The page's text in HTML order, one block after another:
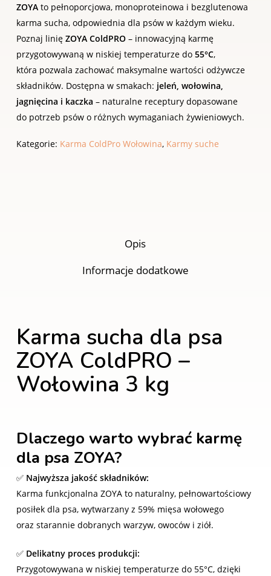
ZOYAto pełnoporcjowa, monoproteinowa i bezglutenowa
karma sucha, odpowiednia dla psów w każdym wieku.
Poznaj linię ZOYA ColdPRO– innowacyjną karmę
przygotowywaną w niskiej temperaturze do 55°C,
która pozwala zachować maksymalne wartości odżywcze
składników. Dostępna w smakach: jeleń, wołowina,
jagnięcina i kaczka – naturalne receptury dopasowane
do potrzeb psów o różnych wymaganiach żywieniowych.
Kategorie: Karma ColdPro Wołowina, Karmy suche
Opis
Informacje dodatkowe
Karma sucha dla psa
ZOYA ColdPRO –
Wołowina 3 kg
Dlaczego warto wybrać karmę
dla psa ZOYA?
✅ Najwyższa jakość składników:
Karma funkcjonalna ZOYA to naturalny, pełnowartościowy
posiłek dla psa, wytwarzany z 59% mięsa wołowego
oraz starannie dobranych warzyw, owoców i ziół.
✅ Delikatny proces produkcji:
Przygotowywana w niskiej temperaturze do 55°C, dzięki